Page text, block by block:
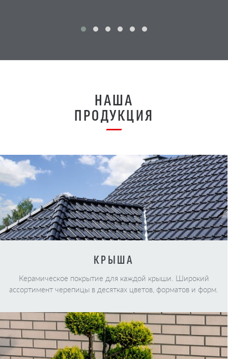
НАША
ПРОДУКЦИЯ
КРЫША
Керамическое покрытие для каждой крыши. Широкий
ассортимент черепицы в десятках цветов, форматов и форм.